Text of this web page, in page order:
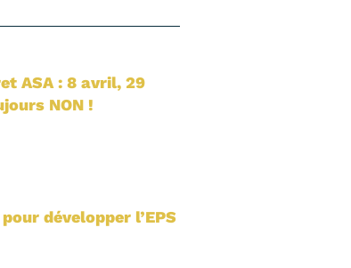
ASA : 8 avril, 29
NON !
développer l’EPS